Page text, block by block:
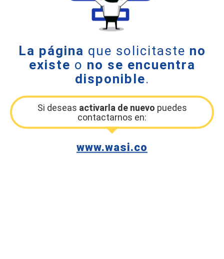
La página que solicitaste no
existe o no se encuentra
disponible.
Si deseas activarla de nuevo puedes
contactarnos en:
www.wasi.co